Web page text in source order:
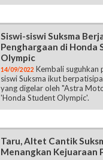
Siswi-siswi Suksma
Penghargaan di Honda
Olympic
14/09/2022 Kembali suguhkan
siswi Suksma ikut
yang digelar oleh "Astra
'Honda Student Olympic'.
Taru, Altet Cantik
Menangkan Kejuaraan